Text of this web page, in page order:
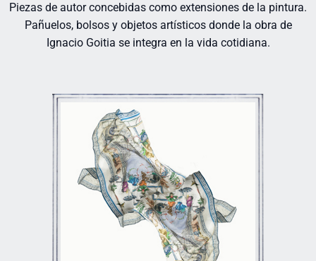
Piezas de autor concebidas como extensiones de la pintura.
Pañuelos, bolsos y objetos artísticos donde la obra de
Ignacio Goitia se integra en la vida cotidiana.